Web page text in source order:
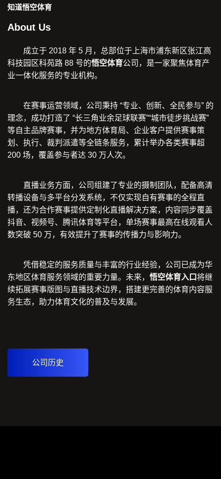
知道悟空体育
About Us
成立于 2018 年 5 月，总部位于上海市浦东新区张江高
科技园区科苑路 88 号的悟空体育公司，是一家聚焦体育产
业一体化服务的专业机构。
在赛事运营领域，公司秉持 “专业、创新、全民参与” 的
理念，成功打造了 “长三角业余足球联赛”“城市徒步挑战赛”
等自主品牌赛事，并为地方体育局、企业客户提供赛事策
划、执行、裁判派遣等全链条服务，累计举办各类赛事超
200 场，覆盖参与者达 30 万人次。
直播业务方面，公司组建了专业的摄制团队，配备高清
转播设备与多平台分发系统，不仅实现自有赛事的全程直
播，还为合作赛事提供定制化直播解决方案，内容同步覆盖
抖音、视频号、腾讯体育等平台，单场赛事最高在线观看人
数突破 50 万，有效提升了赛事的传播力与影响力。
凭借稳定的服务质量与丰富的行业经验，公司已成为华
东地区体育服务领域的重要力量。未来， 悟空体育入口将继
续拓展赛事版图与直播技术边界，搭建更完善的体育内容服
务生态，助力体育文化的普及与发展。
公司历史